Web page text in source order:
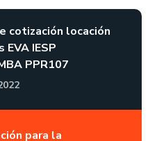
cotización locación
EVA IESP
PPR107
para la